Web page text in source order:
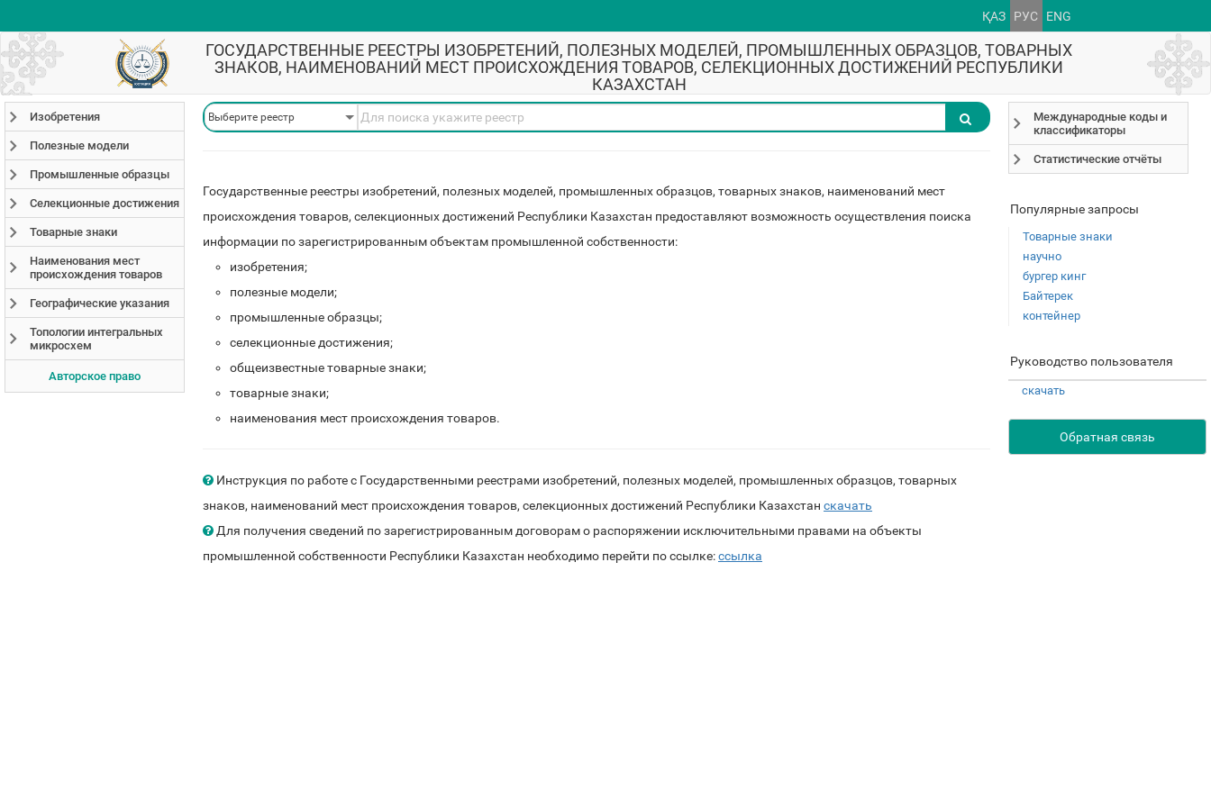
ҚАЗ РУС ENG
ГОСУДАРСТВЕННЫЕ РЕЕСТРЫ ИЗОБРЕТЕНИЙ, ПОЛЕЗНЫХ МОДЕЛЕЙ, ПРОМЫШЛЕННЫХ ОБРАЗЦОВ, ТОВАРНЫХ
ЗНАКОВ, НАИМЕНОВАНИЙ МЕСТ ПРОИСХОЖДЕНИЯ ТОВАРОВ, СЕЛЕКЦИОННЫХ ДОСТИЖЕНИЙ РЕСПУБЛИКИ
КАЗАХСТАН
Изобретения
Полезные модели
Промышленные образцы
Селекционные достижения
Товарные знаки
Наименования мест
происхождения товаров
Географические указания
Топологии интегральных
микросхем
Авторское право
Государственные реестры изобретений, полезных моделей, промышленных образцов, товарных знаков, наименований мест
происхождения товаров, селекционных достижений Республики Казахстан предоставляют возможность осуществления поиска
информации по зарегистрированным объектам промышленной собственности:
изобретения;
полезные модели;
промышленные образцы;
селекционные достижения;
общеизвестные товарные знаки;
товарные знаки;
наименования мест происхождения товаров.
Инструкция по работе с Государственными реестрами изобретений, полезных моделей, промышленных образцов, товарных
знаков, наименований мест происхождения товаров, селекционных достижений Республики Казахстан скачать
Для получения сведений по зарегистрированным договорам о распоряжении исключительными правами на объекты
промышленной собственности Республики Казахстан необходимо перейти по ссылке:ссылка
Международные коды и
классификаторы
Статистические отчёты
Популярные запросы
Товарные знаки
научно
бургер кинг
Байтерек
контейнер
Руководство пользователя
скачать